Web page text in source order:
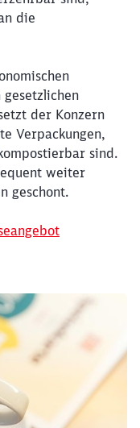
die
der Konzern
Verpackungen,
sind.
weiter
geschont.
überspringen